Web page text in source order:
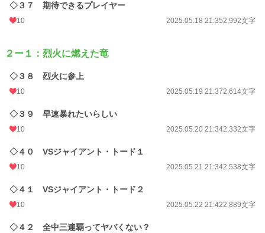
◇３７ 期待できるプレイヤー
10 2025.05.18 21:352,992文字
２ー１：烈火に燃えた竜
◇３８ 烈火に参上
10 2025.05.19 21:372,614文字
◇３９ 早速暴れたいらしい
10 2025.05.20 21:342,332文字
◇４０ VSジャイアント・トード１
10 2025.05.21 21:342,538文字
◇４１ VSジャイアント・トード２
10 2025.05.22 21:422,889文字
◇４２ 全中三連覇ってヤバくない？